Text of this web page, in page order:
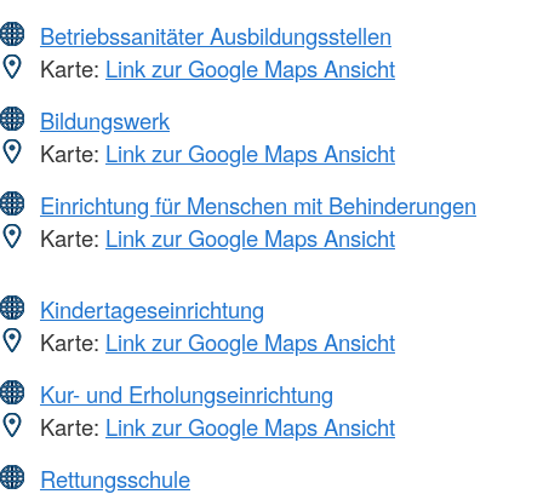
Betriebssanitäter Ausbildungsstellen
Karte: Link zur Google Maps Ansicht
Bildungswerk
Karte: Link zur Google Maps Ansicht
Einrichtung für Menschen mit Behinderungen
Karte: Link zur Google Maps Ansicht
Kindertageseinrichtung
Karte: Link zur Google Maps Ansicht
Kur- und Erholungseinrichtung
Karte: Link zur Google Maps Ansicht
Rettungsschule